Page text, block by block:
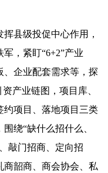
挥县级投促中心作用，
，紧盯“6+2”产业
企业配套需求等，探
产业链图，项目库、
约项目、落地项目三类
绕“缺什么招什么、
敲门招商、定向招
韶商、商会协会、私